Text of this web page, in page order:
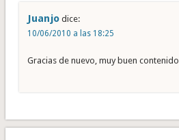
Juanjo dice:
10/06/2010 a las 18:25
Gracias de nuevo, muy buen contenido